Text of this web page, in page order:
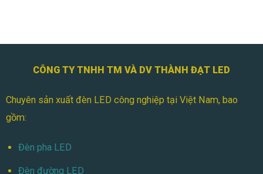
Tòa
CÔNG TY TNHH TM VÀ DV THÀNH ĐẠT LED
Chuyên sản xuất đèn LED công nghiệp tại Việt Nam, bao
gồm:
Đèn pha LED
Đèn đường LED